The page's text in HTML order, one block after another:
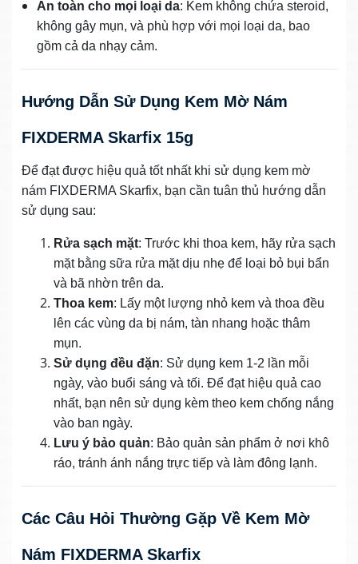
An toàn cho mọi loại da: Kem không chứa steroid,
không gây mụn, và phù hợp với mọi loại da, bao
gồm cả da nhạy cảm.
Hướng Dẫn Sử Dụng Kem Mờ Nám
FIXDERMA Skarfix 15g
Để đạt được hiệu quả tốt nhất khi sử dụng kem mờ
nám FIXDERMA Skarfix, bạn cần tuân thủ hướng dẫn
sử dụng sau:
Rửa sạch mặt: Trước khi thoa kem, hãy rửa sạch
mặt bằng sữa rửa mặt dịu nhẹ để loại bỏ bụi bẩn
và bã nhờn trên da.
Thoa kem: Lấy một lượng nhỏ kem và thoa đều
lên các vùng da bị nám, tàn nhang hoặc thâm
mụn.
Sử dụng đều đặn: Sử dụng kem 1-2 lần mỗi
ngày, vào buổi sáng và tối. Để đạt hiệu quả cao
nhất, bạn nên sử dụng kèm theo kem chống nắng
vào ban ngày.
Lưu ý bảo quản: Bảo quản sản phẩm ở nơi khô
ráo, tránh ánh nắng trực tiếp và làm đông lạnh.
Các Câu Hỏi Thường Gặp Về Kem Mờ
Nám FIXDERMA Skarfix